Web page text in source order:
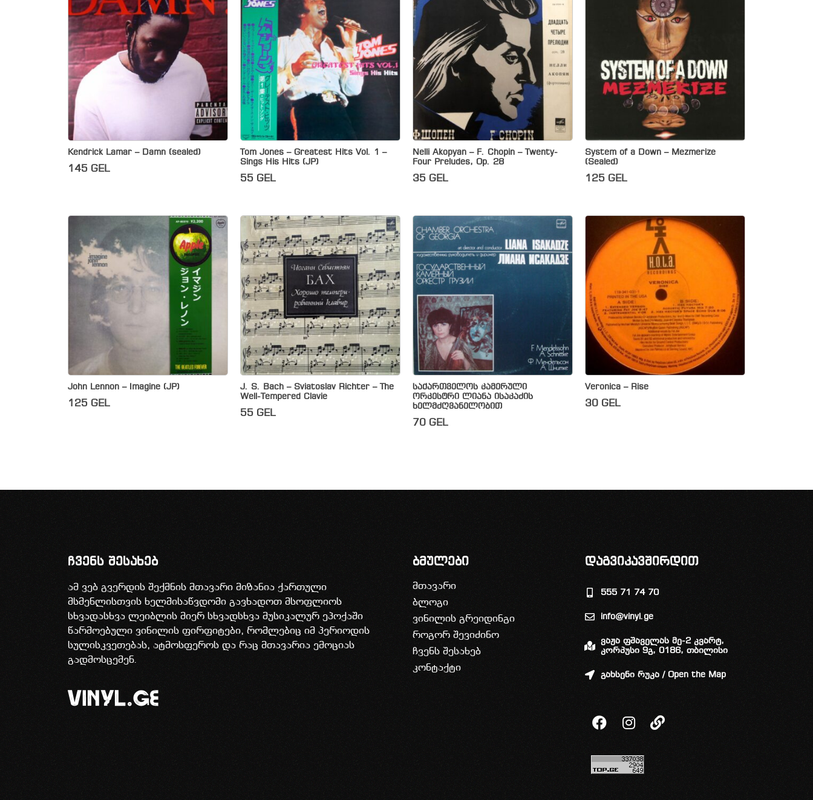
Kendrick Lamar – Damn (sealed)
145 GEL
Tom Jones – Greatest Hits Vol. 1 –
Sings His Hits (JP)
55 GEL
Nelli Akopyan – F. Chopin – Twenty-
Four Preludes, Op. 28
35 GEL
System of a Down – Mezmerize
(Sealed)
125 GEL
John Lennon – Imagine (JP)
125 GEL
J. S. Bach – Sviatoslav Richter – The
Well-Tempered Clavie
55 GEL
საქართველოს კამერული
ორკესტრი ლიანა ისაკაძის
ხელმძღვანელობით
70 GEL
Veronica – Rise
30 GEL
ჩვენს შესახებ
ამ ვებ გვერდის შექმნის მთავარი მიზანია ქართული
მსმენლისთვის ხელმისაწვდომი გავხადოთ მსოფლიოს
სხვადასხვა ლეიბლის მიერ სხვადსხვა მუსიკალურ ეპოქაში
წარმოებული ვინილის ფირფიტები, რომლებიც იმ პერიოდის
სულისკვეთებას, ატმოსფეროს და რაც მთავარია ემოციას
გადმოსცემენ.
ბმულები
მთავარი
ბლოგი
ვინილის გრეიდინგი
როგორ შევიძინო
ჩვენს შესახებ
კონტაქტი
დაგვიკავშირდით
555 71 74 70
info@vinyl.ge
ვაჟა ფშაველას მე-2 კვარტ,
კორპუსი 9გ, 0186, თბილისი
გახსენი რუკა / Open the Map